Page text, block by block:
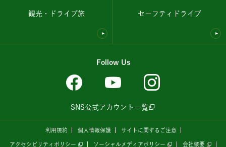
観光・ドライブ旅 セーフティドライブ
Follow Us
SNS公式アカウント一覧
利用規約 個人情報保護 サイトに関するご注意
アクセシビリティポリシー ソーシャルメディアポリシー 会社概要